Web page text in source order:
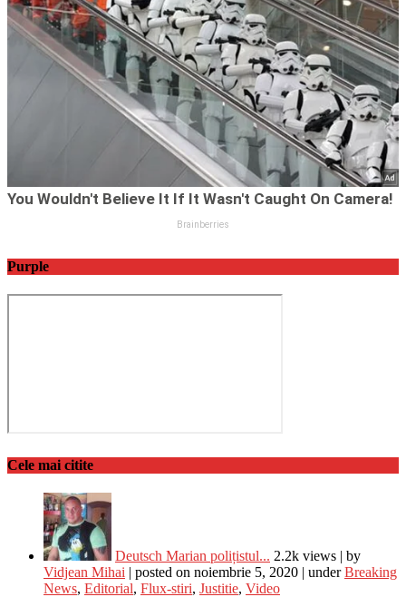
Purple
Cele mai citite
Deutsch Marian polițistul... 2.2k views | by
Vidjean Mihai | posted on noiembrie 5, 2020 | underBreaking
News, Editorial, Flux-stiri, Justitie, Video